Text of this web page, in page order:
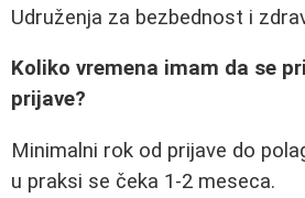
Udruženja za bezbednost i
Koliko vremena imam da se
prijave?
Minimalni rok od prijave do
u praksi se čeka 1-2 meseca.